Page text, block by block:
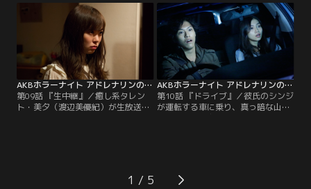
話ボタンを押すが、全く応答がな
い。すると、なぜかドアが開き一人
の男が乗ってきた。扉が閉まると男
は「やっと二人きりになれました
ね」と近づいてくる。叫びながら防
犯カメラに向かい助けを求める真由
美の体に、男の手が伸びる。
形見の日本人形が飾られていた。花
嫁と花婿が一対になった人形。それ
を見た甲本は「気味が悪い」と花婿
人形を捨てようと持ち帰る。その
夜、甲本は事故に遭いトラックには
ねられ死んでしまう。泣き叫ぶエリ
コの前に現れたのは…。
AKBホラーナイト アドレナリンの夜 第09話
第09話 『生中継』／癒し系タレン
ト・美夕（渡辺美優紀）が生放送の
リポーターに「異臭がする」と言わ
れ激しく動揺する美夕。「寝室は入
AKBホラーナイト アドレナリンの夜 第10話
第10話 『ドライブ』／彼氏のシンジ
が運転する車に乗り、真っ暗な山道
ったと思われるロープが垂れ下がっ
ていた。恐怖のあまり車を走らせる
1